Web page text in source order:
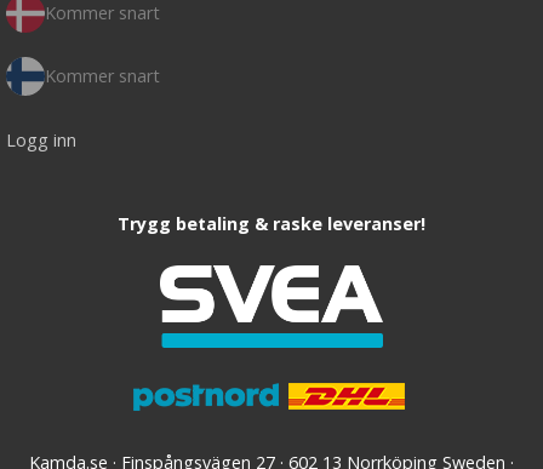
Kommer snart
Kommer snart
Logg inn
Trygg betaling & raske leveranser!
Kamda.se · Finspångsvägen 27 · 602 13 Norrköping Sweden ·